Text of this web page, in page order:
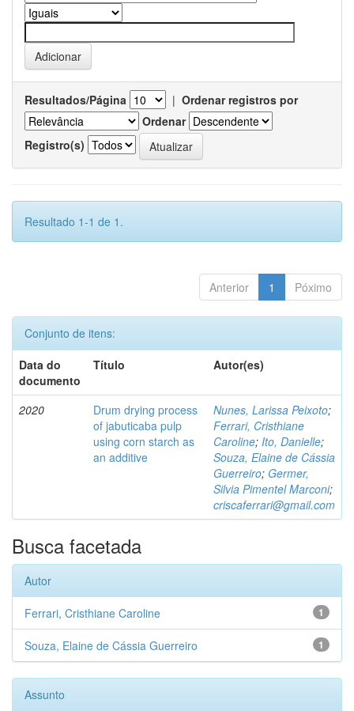
Resultados/Página | Ordenar registros por
Ordenar
Registro(s)
Resultado 1-1 de 1.
Anterior 1 Póximo
Conjunto de itens:
Data do
documento
Título Autor(es)
2020
Drum drying process
of jabuticaba pulp
using corn starch as
an additive
Nunes, Larissa Peixoto;
Ferrari, Cristhiane
Caroline; Ito, Danielle;
Souza, Elaine de Cássia
Guerreiro; Germer,
Silvia Pimentel Marconi;
criscaferrari@gmail.com
Busca facetada
Autor
1
Ferrari, Cristhiane Caroline
1
Souza, Elaine de Cássia Guerreiro
Assunto